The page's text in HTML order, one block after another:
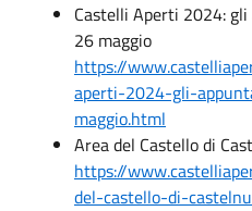
Castelli Aperti 2024:
26 maggio
https://
aperti-2024-gli-
maggio.html
Area del Castello di
https://
del-castello-di-